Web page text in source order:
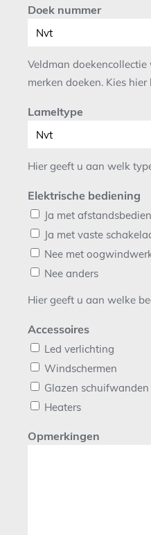
Doek nummer
Veldman
merken doeken. Kies hier
Lameltype
Hier geeft u aan welk
Elektrische bediening
Ja met
Ja met vaste
Nee met
Nee anders
Hier geeft u aan welke
Accessoires
Led verlichting
Windschermen
Glazen schuifwanden
Heaters
Opmerkingen